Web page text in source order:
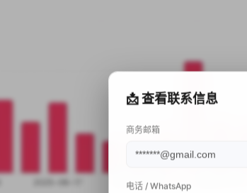
📩 查看联系信息
商务邮箱
电话 / WhatsApp